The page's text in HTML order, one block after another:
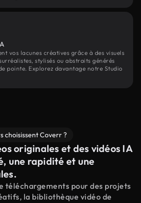
vos lacunes créatives grâce à des visuels
stylisés ou abstraits générés
pointe. Explorez davantage notre Studio
choisissent Coverr ?
originales et des vidéos IA
une rapidité et une
téléchargements pour des projets
la bibliothèque vidéo de